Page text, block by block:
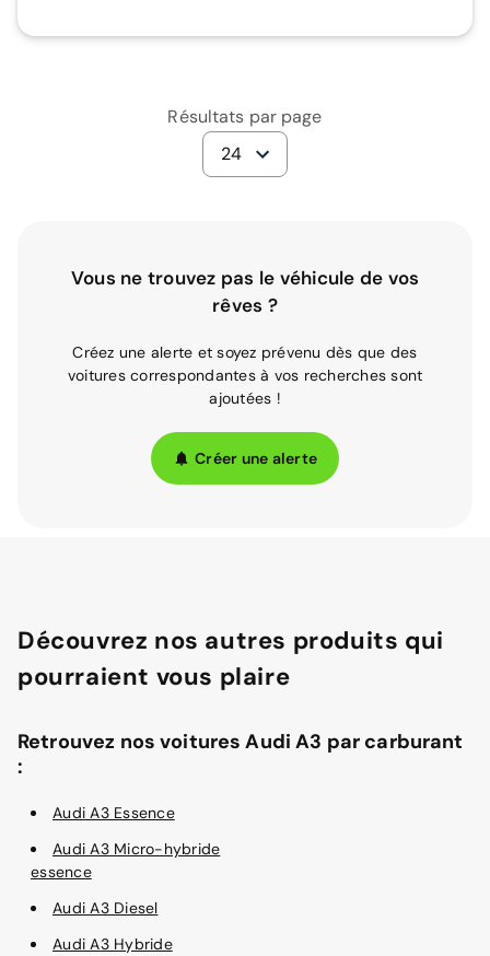
Résultats par page
24
Vous ne trouvez pas le véhicule de vos
rêves ?
Créez une alerte et soyez prévenu dès que des
voitures correspondantes à vos recherches sont
ajoutées !
Créer une alerte
Découvrez nos autres produits qui
pourraient vous plaire
Retrouvez nos voitures Audi A3 par carburant
:
Audi A3 Essence
Audi A3 Micro-hybride
essence
Audi A3 Diesel
Audi A3 Hybride